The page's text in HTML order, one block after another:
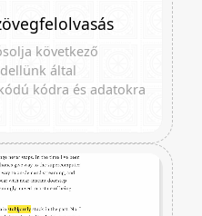
következő
által
kódra és adatokra